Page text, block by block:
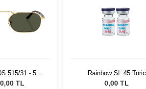
515/31 - 57
Gözlüğü
TL
Rainbow SL 45 Toric
0,00 TL